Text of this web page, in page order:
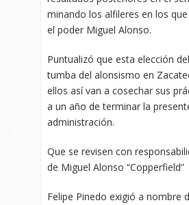
minando los alfileres en los
el poder Miguel Alonso.
Puntualizó que esta elección
tumba del alonsismo en
ellos así van a cosechar sus
a un año de terminar la
administración.
Que se revisen con
de Miguel Alonso “Copperfield”
Felipe Pinedo exigió a nombre